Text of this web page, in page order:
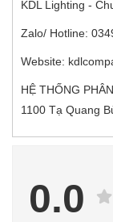
KDL Lighting -
Zalo/ Hotline:
Website:
HỆ THỐNG
1100 Tạ Quang
0.0